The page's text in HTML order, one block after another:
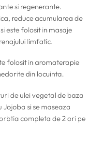
si regenerante.
reduce acumularea de
este folosit in masaje
limfatic.
folosit in aromaterapie
din locuinta.
de ulei vegetal de baza
Jojoba si se maseaza
completa de 2 ori pe